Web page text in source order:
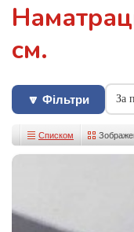
см.
🔽 Фільтри
Списком